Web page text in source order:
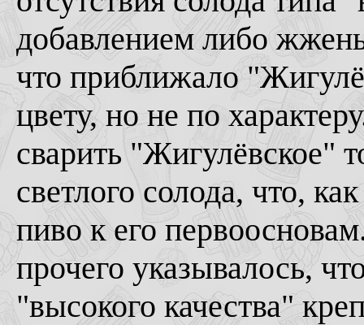
добавлением либо
что приближало
цвету, но не по
сварить "Жигулёвское"
светлого солода, что,
пиво к его
прочего указывалось,
"высокого качества"